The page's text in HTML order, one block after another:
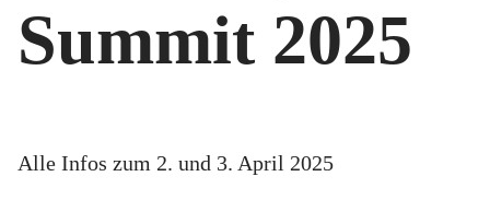
Summit 2025
Alle Infos zum 2. und 3. April 2025